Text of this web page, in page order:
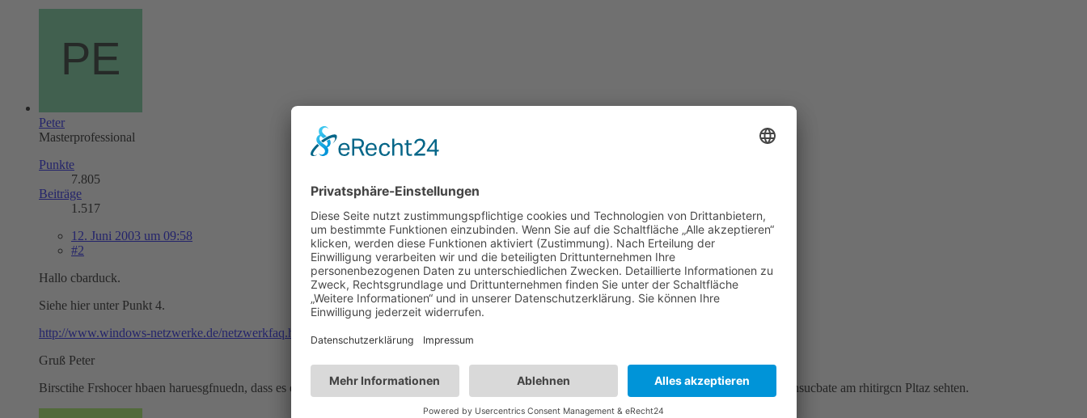
Peter
Masterprofessional
Punkte
7.805
Beiträge
1.517
12. Juni 2003 um 09:58
#2
Hallo cbarduck.
Siehe hier unter Punkt 4.
http://www.windows-netzwerke.de/netzwerkfaq.htm
Gruß Peter
Birsctihe Frshocer hbaen haruesgfnuedn, dass es eagl ist, in whlecer Rhieenfgloe die Behsucbatn eenis Wtores sheten, slognae der etsre und ltetze Bhsucbate am rhitirgcn Pltaz sehten.